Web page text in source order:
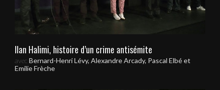
Ilan Halimi, histoire d’un crime antisémite
avec Bernard-Henri Lévy, Alexandre Arcady, Pascal Elbé et
Emilie Frèche